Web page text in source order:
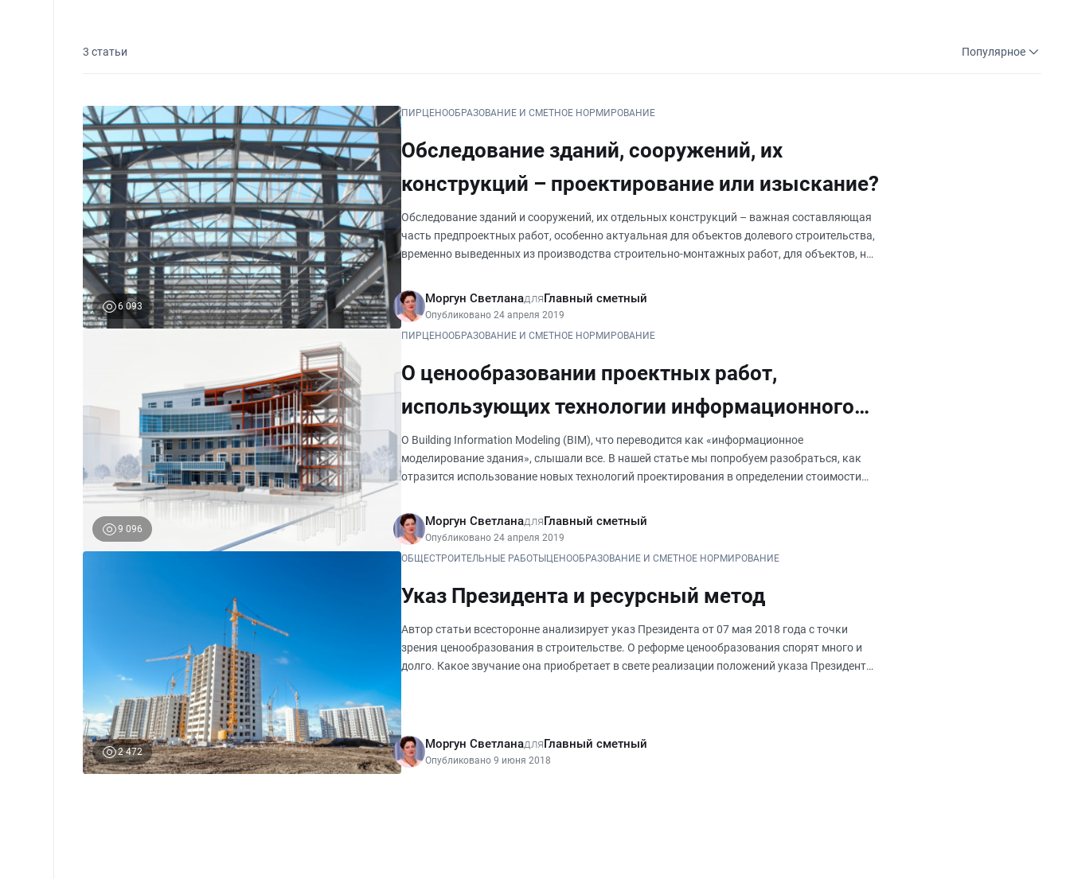
3 статьи Популярное
6 093
ПИР ЦЕНООБРАЗОВАНИЕ И СМЕТНОЕ НОРМИРОВАНИЕ
Обследование зданий, сооружений, их
конструкций – проектирование или изыскание?
Обследование зданий и сооружений, их отдельных конструкций – важная составляющая
часть предпроектных работ, особенно актуальная для объектов долевого строительства,
временно выведенных из производства строительно-монтажных работ, для объектов, на
Моргун СветланадляГлавный сметный
Опубликовано 24 апреля 2019
9 096
ПИР ЦЕНООБРАЗОВАНИЕ И СМЕТНОЕ НОРМИРОВАНИЕ
О ценообразовании проектных работ,
использующих технологии информационного
моделирования
О Building Information Modeling (BIM), что переводится как «информационное
моделирование здания», слышали все. В нашей статье мы попробуем разобраться, как
отразится использование новых технологий проектирования в определении стоимости
Моргун СветланадляГлавный сметный
Опубликовано 24 апреля 2019
2 472
ОБЩЕСТРОИТЕЛЬНЫЕ РАБОТЫ ЦЕНООБРАЗОВАНИЕ И СМЕТНОЕ НОРМИРОВАНИЕ
Указ Президента и ресурсный метод
Автор статьи всесторонне анализирует указ Президента от 07 мая 2018 года с точки
зрения ценообразования в строительстве. О реформе ценообразования спорят много и
долго. Какое звучание она приобретает в свете реализации положений указа Президента
Моргун СветланадляГлавный сметный
Опубликовано 9 июня 2018